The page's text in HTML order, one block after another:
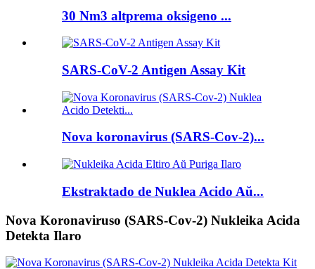
30 Nm3 altprema oksigeno ...
SARS-CoV-2 Antigen Assay Kit
Nova koronavirus (SARS-Cov-2)...
Ekstraktado de Nuklea Acido Aŭ...
Nova Koronaviruso (SARS-Cov-2) Nukleika Acida
Detekta Ilaro